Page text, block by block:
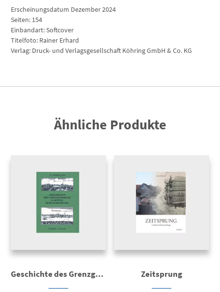
Erscheinungsdatum Dezember 2024
Seiten: 154
Einbandart: Softcover
Titelfoto: Rainer Erhard
Verlag: Druck- und Verlagsgesellschaft Köhring GmbH & Co. KG
Ähnliche Produkte
Geschichte des Grenzgebietes Gartow-Schnackenburg Zeitsprung